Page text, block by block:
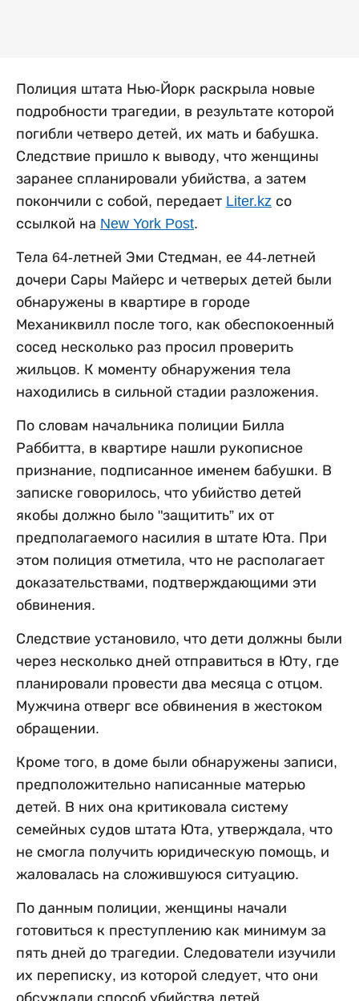
Полиция штата Нью-Йорк раскрыла новые
подробности трагедии, в результате которой
погибли четверо детей, их мать и бабушка.
Следствие пришло к выводу, что женщины
заранее спланировали убийства, а затем
покончили с собой, передает Liter.kz со
ссылкой на New York Post.
Тела 64-летней Эми Стедман, ее 44-летней
дочери Сары Майерс и четверых детей были
обнаружены в квартире в городе
Механиквилл после того, как обеспокоенный
сосед несколько раз просил проверить
жильцов. К моменту обнаружения тела
находились в сильной стадии разложения.
По словам начальника полиции Билла
Раббитта, в квартире нашли рукописное
признание, подписанное именем бабушки. В
записке говорилось, что убийство детей
якобы должно было "защитить” их от
предполагаемого насилия в штате Юта. При
этом полиция отметила, что не располагает
доказательствами, подтверждающими эти
обвинения.
Следствие установило, что дети должны были
через несколько дней отправиться в Юту, где
планировали провести два месяца с отцом.
Мужчина отверг все обвинения в жестоком
обращении.
Кроме того, в доме были обнаружены записи,
предположительно написанные матерью
детей. В них она критиковала систему
семейных судов штата Юта, утверждала, что
не смогла получить юридическую помощь, и
жаловалась на сложившуюся ситуацию.
По данным полиции, женщины начали
готовиться к преступлению как минимум за
пять дней до трагедии. Следователи изучили
их переписку, из которой следует, что они
обсуждали способ убийства детей,